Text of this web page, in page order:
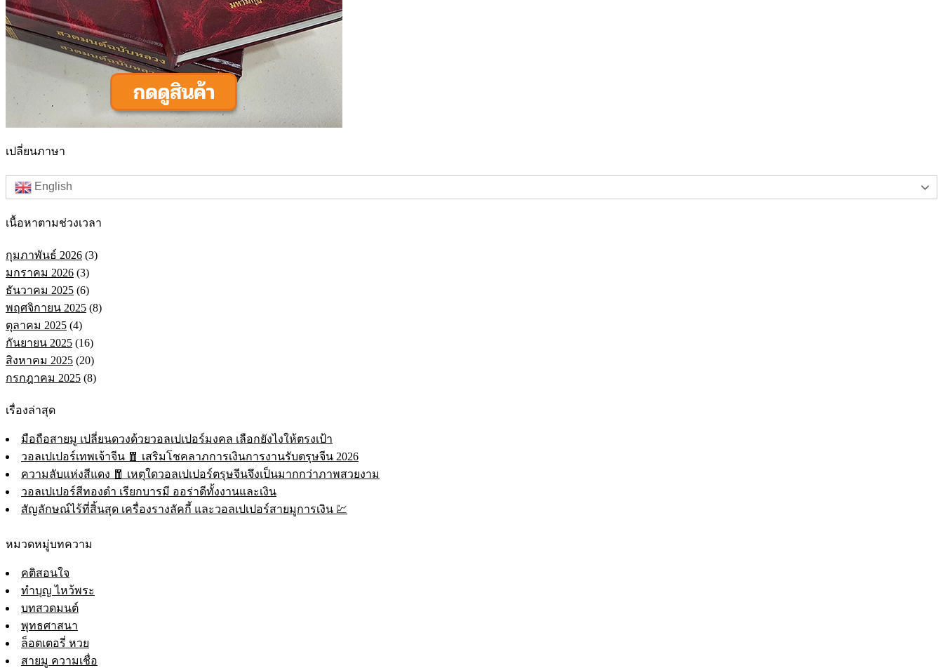
เปลี่ยนภาษา
English
เนื้อหาตามช่วงเวลา
กุมภาพันธ์ 2026 (3)
มกราคม 2026 (3)
ธันวาคม 2025 (6)
พฤศจิกายน 2025 (8)
ตุลาคม 2025 (4)
กันยายน 2025 (16)
สิงหาคม 2025 (20)
กรกฎาคม 2025 (8)
เรื่องล่าสุด
มือถือสายมู เปลี่ยนดวงด้วยวอลเปเปอร์มงคล เลือกยังไงให้ตรงเป้า
วอลเปเปอร์เทพเจ้าจีน 🧧 เสริมโชคลาภการเงินการงานรับตรุษจีน 2026
ความลับแห่งสีแดง 🧧 เหตุใดวอลเปเปอร์ตรุษจีนจึงเป็นมากกว่าภาพสวยงาม
วอลเปเปอร์สีทองดำ เรียกบารมี ออร่าดีทั้งงานและเงิน
สัญลักษณ์ไร้ที่สิ้นสุด เครื่องรางลัคกี้ และวอลเปเปอร์สายมูการเงิน 💹
หมวดหมู่บทความ
คติสอนใจ
ทำบุญ ไหว้พระ
บทสวดมนต์
พุทธศาสนา
ล็อตเตอรี่ หวย
สายมู ความเชื่อ